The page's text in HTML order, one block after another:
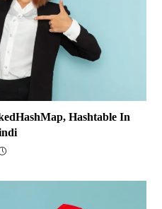
Hashtable In